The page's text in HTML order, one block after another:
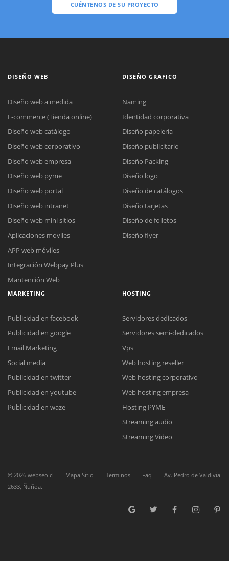
CUÉNTENOS DE SU PROYECTO
Reunión online
Nuestros ejecutivos le enviarán un correo electrónico con el enlace a
Meet para la reunión online.
Cotización
Complete el formulario y nos contactaremos a la brevedad.
Chat Online
para enviarnos un correo electrónico con sus datos personales.
DISEÑO WEB
Diseño web a medida
E-commerce (Tienda online)
Diseño web catálogo
Diseño web corporativo
Diseño web empresa
Diseño web pyme
Diseño web portal
Diseño web intranet
Diseño web mini sitios
Aplicaciones moviles
APP web móviles
Integración Webpay Plus
Mantención Web
DISEÑO GRAFICO
Naming
Identidad corporativa
Diseño papelería
Diseño publicitario
Diseño Packing
Diseño logo
Diseño de catálogos
Diseño tarjetas
Diseño de folletos
Diseño flyer
MARKETING
Publicidad en facebook
Publicidad en google
Email Marketing
Social media
Publicidad en twitter
Publicidad en youtube
Publicidad en waze
HOSTING
Servidores dedicados
Servidores semi-dedicados
Vps
Web hosting reseller
Web hosting corporativo
Web hosting empresa
Hosting PYME
Streaming audio
Streaming Video
© 2026 webseo.cl Mapa Sitio Terminos Faq
Av. Pedro de Valdivia
2633, Ñuñoa.